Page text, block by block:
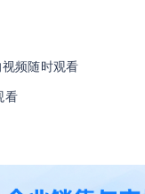
转化｜数据驱动｜
课：深度解读AI在不
王牌课：助你成功
频随时观看
看